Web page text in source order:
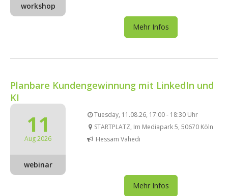
workshop
Mehr Infos
Planbare Kundengewinnung mit LinkedIn und
KI
11
Aug 2026
webinar
Tuesday, 11.08.26, 17:00 - 18:30 Uhr
STARTPLATZ, Im Mediapark 5, 50670 Köln
Hessam Vahedi
Mehr Infos